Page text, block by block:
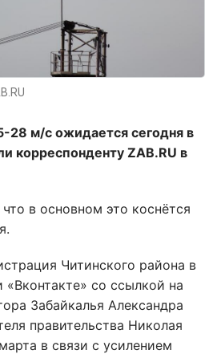
28 м/с ожидается сегодня в
корреспонденту ZAB.RU в
в основном это коснётся
Читинского района в
«Вконтакте» со ссылкой на
Забайкалья Александра
правительства Николая
в связи с усилением